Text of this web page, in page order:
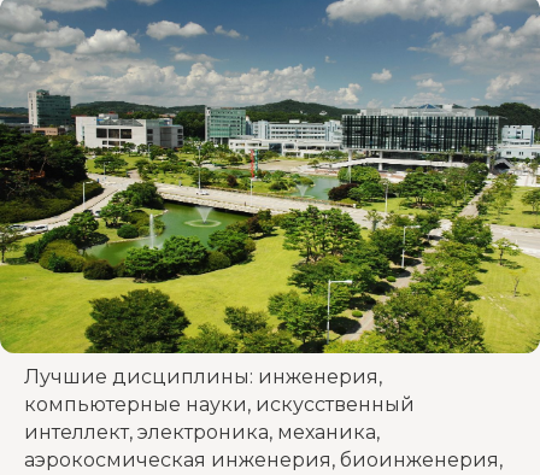
Лучшие дисциплины: инженерия,
компьютерные науки, искусственный
интеллект, электроника, механика,
аэрокосмическая инженерия, биоинженерия,